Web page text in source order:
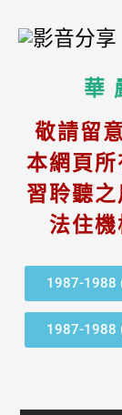
to
華
敬請留
本網頁
習聆聽
法住
1987-1988
1987-1988